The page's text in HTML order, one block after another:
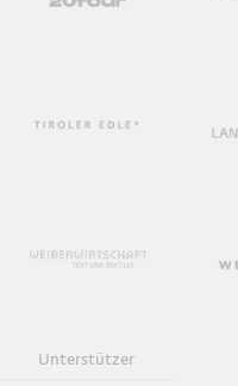
Unterstützer